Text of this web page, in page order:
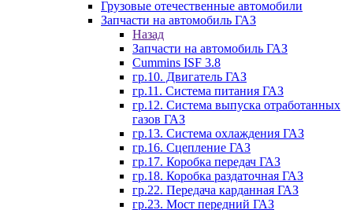
Грузовые отечественные автомобили
Запчасти на автомобиль ГАЗ
Назад
Запчасти на автомобиль ГАЗ
Cummins ISF 3.8
гр.10. Двигатель ГАЗ
гр.11. Система питания ГАЗ
гр.12. Система выпуска отработанных
газов ГАЗ
гр.13. Система охлаждения ГАЗ
гр.16. Сцепление ГАЗ
гр.17. Коробка передач ГАЗ
гр.18. Коробка раздаточная ГАЗ
гр.22. Передача карданная ГАЗ
гр.23. Мост передний ГАЗ